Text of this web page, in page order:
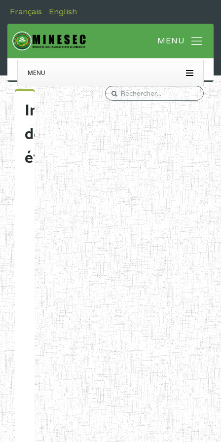
Français English
MENU
Immatriculation
des
établissements
Etablissements
d'enseignement
normal
ENI
Chercher:
Effacer les filtres
Denomination
Type